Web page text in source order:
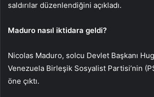
saldırılar düzenlendiğini açıkladı.
Maduro nasıl iktidara geldi?
Nicolas Maduro, solcu Devlet Başkanı
Venezuela Birleşik Sosyalist Partisi’nin
öne çıktı.